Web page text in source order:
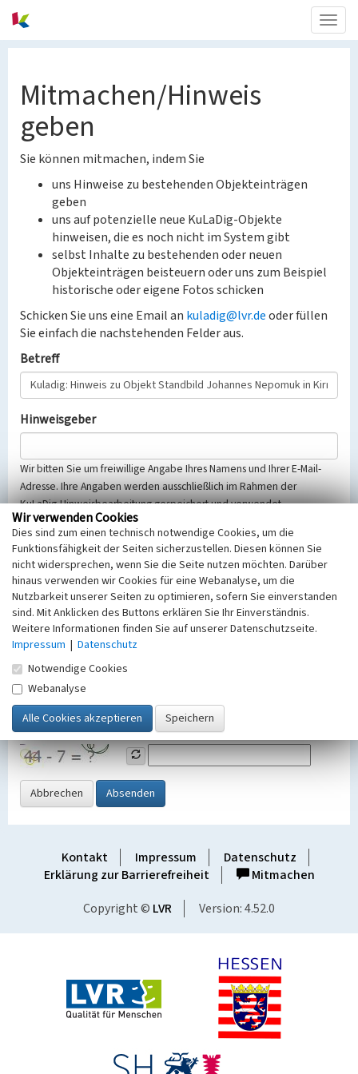
Mitmachen/Hinweis
geben
Sie können mitmachen, indem Sie
uns Hinweise zu bestehenden Objekteinträgen
geben
uns auf potenzielle neue KuLaDig-Objekte
hinweisen, die es noch nicht im System gibt
selbst Inhalte zu bestehenden oder neuen
Objekteinträgen beisteuern oder uns zum Beispiel
historische oder eigene Fotos schicken
Schicken Sie uns eine Email an kuladig@lvr.deoder füllen
Sie einfach die nachstehenden Felder aus.
Betreff
Hinweisgeber
Wir bitten Sie um freiwillige Angabe Ihres Namens und Ihrer E-Mail-
Adresse. Ihre Angaben werden ausschließlich im Rahmen der
KuLaDig-Hinweisbearbeitung gespeichert und verwendet.
Selbstverständlich werden diese entsprechend der Vorschriften des
Telemediengesetzes, des Datenschutzgesetzes NRW und der seit
dem 25.05.2018 gültigen Europäischen Datenschutzgrundverordnung
(EU-DSGVO) vertraulich behandelt, beachten Sie bitte unsere
Hinweise zumDatenschutz
Nachricht
SicherheitsabfrageTragen Sie unten das Rechenergebnis aus der
Grafik ein
Abbrechen Absenden
Kontakt Impressum
Datenschutz
Erklärung zur Barrierefreiheit
Mitmachen
Copyright © LVR Version: 4.52.0
Wir verwenden Cookies
Dies sind zum einen technisch notwendige Cookies, um die
Funktionsfähigkeit der Seiten sicherzustellen. Diesen können Sie
nicht widersprechen, wenn Sie die Seite nutzen möchten. Darüber
hinaus verwenden wir Cookies für eine Webanalyse, um die
Nutzbarkeit unserer Seiten zu optimieren, sofern Sie einverstanden
sind. Mit Anklicken des Buttons erklären Sie Ihr Einverständnis.
Weitere Informationen finden Sie auf unserer Datenschutzseite.
Impressum | Datenschutz
Notwendige Cookies
Webanalyse